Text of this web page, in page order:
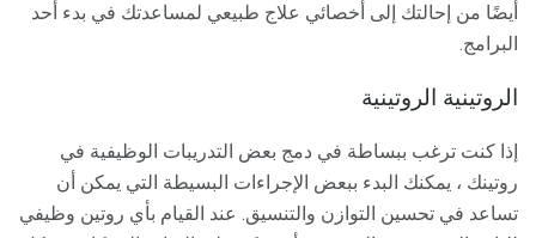
أيضًا من إحالتك إلى أخصائي علاج طبيعي لمساعدتك في بدء أحد
البرامج.
الروتينية الروتينية
إذا كنت ترغب ببساطة في دمج بعض التدريبات الوظيفية في
روتينك ، يمكنك البدء ببعض الإجراءات البسيطة التي يمكن أن
تساعد في تحسين التوازن والتنسيق. عند القيام بأي روتين وظيفي